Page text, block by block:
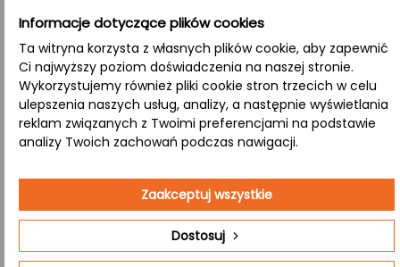
Zarówno strona górna, jak i dolna zachowują naturalne
sęki i różnorodną kolorystykę, nadając blatowi tradycyjny i
autentyczny charakter, doskonale wpisujący się w
różnorodne aranżacje.
Zastosowanie:
Sklepy i butiki– Ekskluzywne drewniane elementy
wyposażenia, które podkreślają jakość
prezentowanych produktów.
Informacje dotyczące plików cookies
Ta witryna korzysta z własnych plików cookie, aby zapewnić
Ci najwyższy poziom doświadczenia na naszej stronie.
Wykorzystujemy również pliki cookie stron trzecich w celu
ulepszenia naszych usług, analizy, a następnie wyświetlania
reklam związanych z Twoimi preferencjami na podstawie
analizy Twoich zachowań podczas nawigacji.
Dostosuj
Zaakceptuj wszystkie